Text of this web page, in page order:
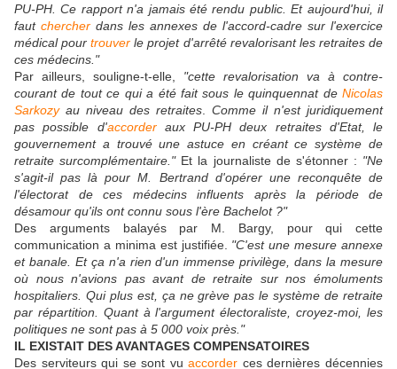
PU-PH. Ce rapport n'a jamais été rendu public. Et aujourd'hui, il
faut chercher dans les annexes de l'accord-cadre sur l'exercice
médical pourtrouver le projet d'arrêté revalorisant les retraites de
ces médecins."
Par ailleurs, souligne-t-elle, "cette revalorisation va à contre-
courant de tout ce qui a été fait sous le quinquennat de Nicolas
Sarkozyau niveau des retraites
Comme il n'est juridiquement
pas possible d'accorderaux PU-PH deux retraites d'Etat, le
gouvernement a trouvé une astuce en créant ce système de
retraite surcomplémentaire."Et la journaliste de s'étonner : "Ne
s'agit-il pas là pour M. Bertrand d'opérer une reconquête de
l'électorat de ces médecins influents après la période de
désamour qu'ils ont connu sous l'ère Bachelot ?"
Des arguments balayés par M. Bargy, pour qui cette
communication a minima est justifiée. "C'est une mesure annexe
et banale. Et ça n'a rien d'un immense privilège, dans la mesure
où nous n'avions pas avant de retraite sur nos émoluments
hospitaliers. Qui plus est, ça ne grève pas le système de retraite
par répartition. Quant à l'argument électoraliste, croyez-moi, les
politiques ne sont pas à 5 000 voix près."
IL EXISTAIT DES AVANTAGES COMPENSATOIRES
Des serviteurs qui se sont vuaccorder ces dernières décennies